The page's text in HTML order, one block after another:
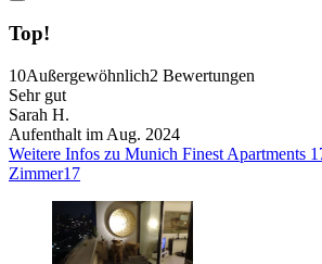
Top!
10Außergewöhnlich2 Bewertungen
Sehr gut
Sarah H.
Aufenthalt im Aug. 2024
Weitere Infos zu Munich Finest Apartments
Zimmer17